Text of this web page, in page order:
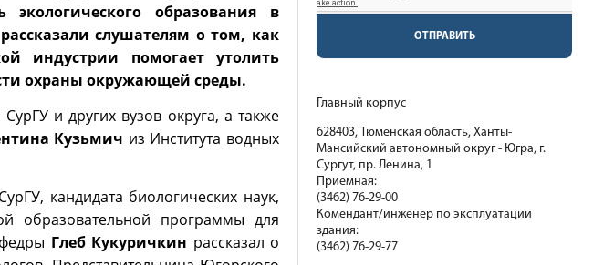
образования в
слушателям о том, как
индустрии помогает утолить
охраны окружающей среды.
и других вузов округа, а также
Кузьмич из Института водных
кандидата биологических наук,
образовательной программы для
Глеб Кукуричкин рассказал о
ОТПРАВИТЬ
Главный корпус
628403, Тюменская область, Ханты-
Мансийский автономный округ - Югра, г.
Сургут, пр. Ленина, 1
Приемная:
(3462) 76-29-00
Комендант/инженер по эксплуатации
здания:
(3462) 76-29-77